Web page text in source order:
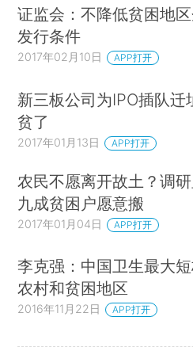
证监会：不降低贫困地
发行条件
2017年02月10日 APP打开
新三板公司为IPO插队
贫了
2017年01月13日 APP打开
农民不愿离开故土？调
九成贫困户愿意搬
2017年01月04日 APP打开
李克强：中国卫生最大
农村和贫困地区
2016年11月22日 APP打开